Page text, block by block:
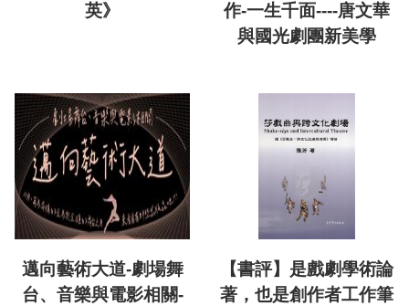
英》
作-一生千面----唐文華
與國光劇團新美學
邁向藝術大道-劇場舞
台、音樂與電影相關-
【書評】是戲劇學術論
著，也是創作者工作筆